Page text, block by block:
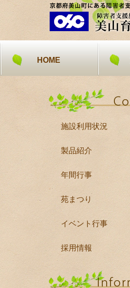
HOME
施設利用状況
製品紹介
年間行事
苑まつり
イベント行事
採用情報